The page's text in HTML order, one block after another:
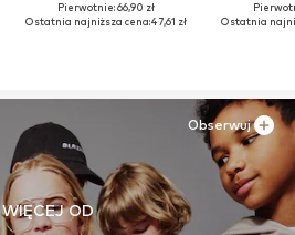
Pierwotnie: 66,90 zł
Ostatnia najniższa cena:47,61 zł
Ostatnia
WIĘCEJ OD
Obserwuj